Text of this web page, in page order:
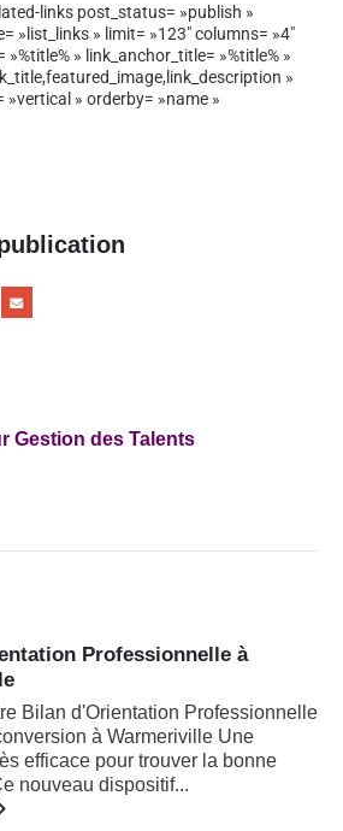
links post_status= »publish »
»list_links » limit= »123″ columns= »4″
» link_anchor_title= »%title% »
»
»vertical » orderby= »name »
Gestion des Talents
Professionnelle à
Bilan d'Orientation Professionnelle
à Warmeriville Une
efficace pour trouver la bonne
nouveau dispositif...